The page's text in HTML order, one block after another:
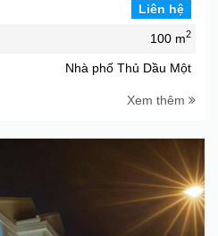
Liên hệ
100 m2
Nhà phố Thủ Dầu Một
Xem thêm